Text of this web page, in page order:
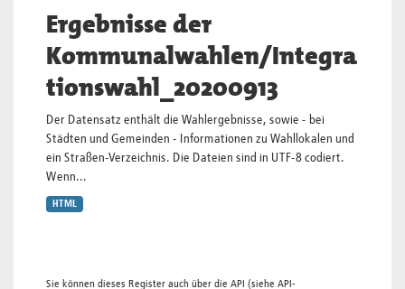
Ergebnisse der
Kommunalwahlen/Integra
tionswahl_20200913
Der Datensatz enthält die Wahlergebnisse, sowie - bei
Städten und Gemeinden - Informationen zu Wahllokalen und
ein Straßen-Verzeichnis. Die Dateien sind in UTF-8 codiert.
Wenn...
HTML
Sie können dieses Register auch über die API (siehe API-